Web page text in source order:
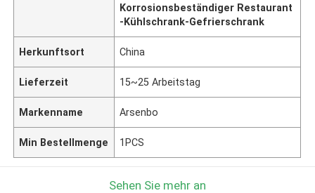
Korrosionsbeständiger Restaurant
-Kühlschrank-Gefrierschrank
Herkunftsort China
Lieferzeit 15~25 Arbeitstag
Markenname Arsenbo
Min Bestellmenge 1PCS
Sehen Sie mehr an